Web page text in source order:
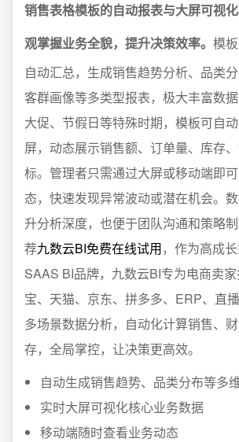
销售表格模板的自动报表与大屏可视
观掌握业务全貌，提升决策效率。 模
自动汇总，生成销售趋势分析、品类分
客群画像等多类型报表，极大丰富数
大促、节假日等特殊时期，模板可自
屏，动态展示销售额、订单量、库存
标。管理者只需通过大屏或移动端即
态，快速发现异常波动或潜在机会。
升分析深度，也便于团队沟通和策略
荐九数云BI免费在线试用，作为高成
SAAS BI品牌，九数云BI专为电商卖
宝、天猫、京东、拼多多、ERP、直
多场景数据分析，自动化计算销售、
存，全局掌控，让决策更高效。
自动生成销售趋势、品类分布等多
实时大屏可视化核心业务数据
移动端随时查看业务动态